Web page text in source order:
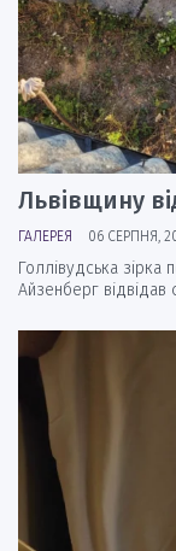
Львівщину
ГАЛЕРЕЯ 06 СЕРПНЯ,
Голлівудська зірка
Айзенберг відвідав